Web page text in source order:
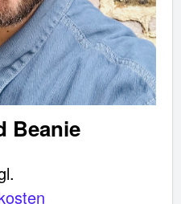
Beanie
Warenkorb